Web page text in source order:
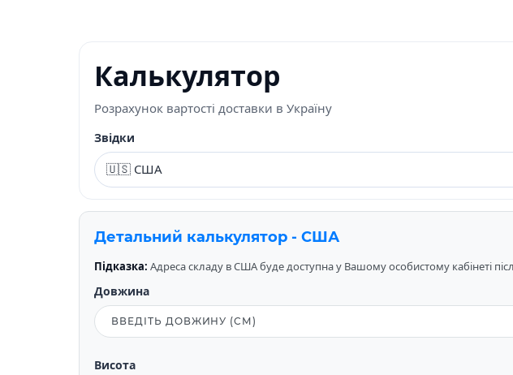
Калькулятор
Розрахунок вартості доставки в Україну
Звідки
Детальний калькулятор - США
Підказка: Адреса складу в США буде доступна у Вашому особистому кабінеті
Довжина
Висота